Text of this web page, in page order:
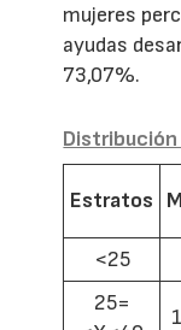
mujeres
ayudas
73,07%.
Estratos
<25
25=